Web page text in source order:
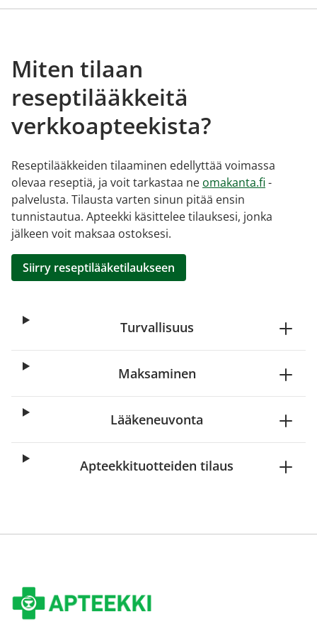
Miten tilaan
reseptilääkkeitä
verkkoapteekista?
Reseptilääkkeiden tilaaminen edellyttää voimassa
olevaa reseptiä, ja voit tarkastaa ne omakanta.fi -
palvelusta. Tilausta varten sinun pitää ensin
tunnistautua. Apteekki käsittelee tilauksesi, jonka
jälkeen voit maksaa ostoksesi.
Siirry reseptilääketilaukseen
Turvallisuus
Maksaminen
Lääkeneuvonta
Apteekkituotteiden tilaus